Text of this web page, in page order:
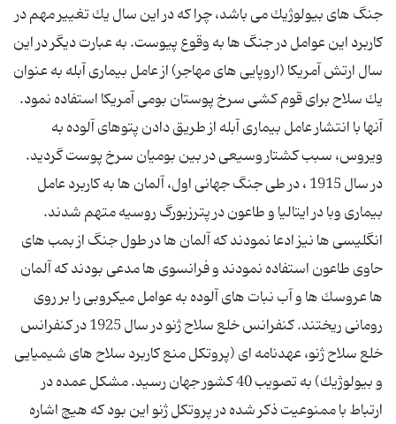
جنگ های بیولوژیك می باشد، چرا كه در این سال یك تغییر مهم در
كاربرد این عوامل در جنگ ها به وقوع پیوست. به عبارت دیگر در این
سال ارتش آمریكا (اروپایی های مهاجر) از عامل بیماری آبله به عنوان
یك سلاح برای قوم كشی سرخ پوستان بومی آمریكا استفاده نمود.
آنها با انتشار عامل بیماری آبله از طریق دادن پتوهای آلوده به
ویروس، سبب كشتار وسیعی در بین بومیان سرخ پوست گردید.
در سال 1915 ، در طی جنگ جهانی اول، آلمان ها به كاربرد عامل
بیماری وبا در ایتالیا و طاعون در پترزبورگ روسیه متهم شدند.
انگلیسی ها نیز ادعا نمودند كه آلمان ها در طول جنگ از بمب های
حاوی طاعون استفاده نمودند و فرانسوی ها مدعی بودند كه آلمان
ها عروسك ها و آب نبات های آلوده به عوامل میكروبی را بر روی
رومانی ریختند. كنفرانس خلع سلاح ژنو در سال 1925 در كنفرانس
خلع سلاح ژنو، عهدنامه ای (پروتكل منع كاربرد سلاح های شیمیایی
و بیولوژیك) به تصویب 40 كشور جهان رسید. مشكل عمده در
ارتباط با ممنوعیت ذكر شده در پروتكل ژنو این بود كه هیچ اشاره